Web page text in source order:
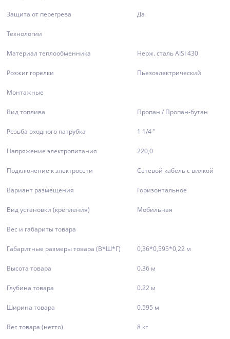
Защита от перегрева Да
Технологии
Материал теплообменника Нерж. сталь AISI 430
Розжиг горелки Пьезоэлектрический
Монтажные
Вид топлива Пропан / Пропан-бутан
Резьба входного патрубка 1 1/4 "
Напряжение электропитания 220,0
Подключение к электросети Сетевой кабель с вилкой
Вариант размещения Горизонтальное
Вид установки (крепления) Мобильная
Вес и габариты товара
Габаритные размеры товара (В*Ш*Г) 0,36*0,595*0,22 м
Высота товара 0.36 м
Глубина товара 0.22 м
Ширина товара 0.595 м
Вес товара (нетто) 8 кг